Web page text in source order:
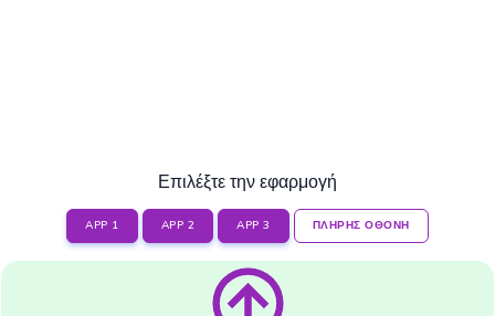
Επιλέξτε την εφαρμογή
APP 1 APP 2 APP 3 ΠΛΗΡΗΣ ΟΘΟΝΗ